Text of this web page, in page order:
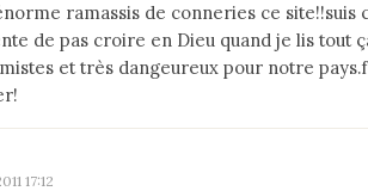
ramassis de conneries ce site!!suis
de pas croire en Dieu quand je lis tout
et très dangeureux pour notre
17:12